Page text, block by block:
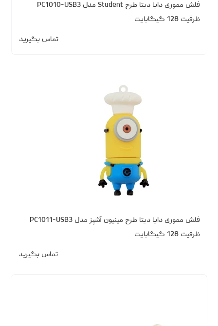
فلش مموری دایا دیتا طرح Student مدل PC1010-USB3
ظرفیت 128 گیگابایت
تماس بگیرید
فلش مموری دایا دیتا طرح مینیون آشپز مدل PC1011-USB3
ظرفیت 128 گیگابایت
تماس بگیرید